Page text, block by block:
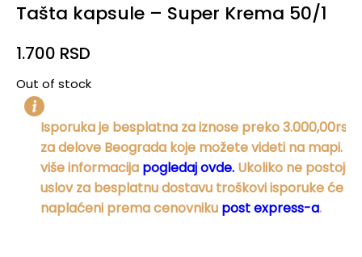
Tašta kapsule – Super Krema 50/1
1.700 RSD
Out of stock
Isporuka je besplatna za iznose preko 3.000,00rsd,
zadelove Beograda koje možete videti na mapi. Za
više informacija pogledaj ovde. Ukoliko ne postoji
uslov za besplatnu dostavu troškovi isporuke će
naplaćeni prema cenovniku post express-a.